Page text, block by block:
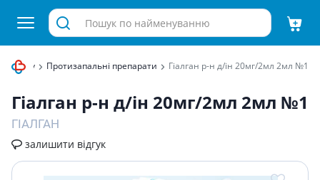
Протизапальні препарати Гiалган р-н д/iн 20мг/2мл 2мл №1
Гiалган р-н д/iн 20мг/2мл 2мл №1
ГІАЛГАН
залишити відгук